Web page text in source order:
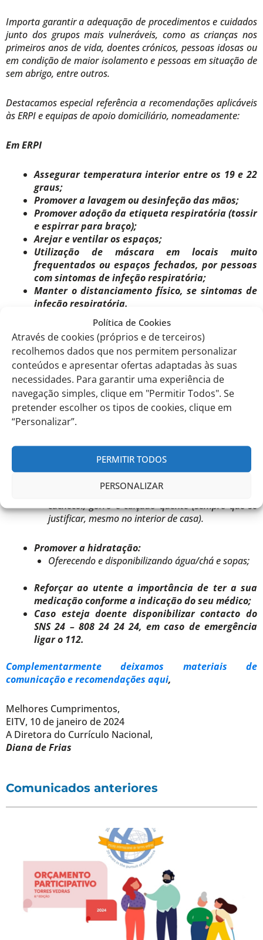
Política de Cookies
Através de cookies (próprios e de terceiros)
recolhemos dados que nos permitem personalizar
conteúdos e apresentar ofertas adaptadas às suas
necessidades. Para garantir uma experiência de
navegação simples, clique em "Permitir Todos". Se
pretender escolher os tipos de cookies, clique em
“Personalizar”.
PERMITIR TODOS
PERSONALIZAR
Importa garantir a adequação de procedimentos e cuidados
junto dos grupos mais vulneráveis, como as crianças nos
primeiros anos de vida, doentes crónicos, pessoas idosas ou
em condição de maior isolamento e pessoas em situação de
sem abrigo, entre outros.
Destacamos especial referência a recomendações aplicáveis
às ERPI e equipas de apoio domiciliário, nomeadamente:
Em ERPI
Assegurar temperatura interior entre os 19 e 22
graus;
Promover a lavagem ou desinfeção das mãos;
Promover adoção da etiqueta respiratória (tossir
e espirrar para braço);
Arejar e ventilar os espaços;
Utilização de máscara em locais muito
frequentados ou espaços fechados, por pessoas
com sintomas de infeção respiratória;
Manter o distanciamento físico, se sintomas de
infeção respiratória.
Domicílio
Reforçar a recomendação para a vacinação
contra a gripe e COVID-19;
Explicar que estar vacinado reduz o risco de
doença grave, hospitalização e morte.*
Reforçar e explicar as recomendações para
Manter a casa quente;
Usar várias camadas de roupa, disponibilizando o
acesso às mesmas se necessário;
Proteger extremidades do corpo com luvas,
cachecol, gorro e calçado quente (sempre que se
justificar, mesmo no interior de casa).
Promover a hidratação:
Oferecendo e disponibilizando água/chá e sopas;
Reforçar ao utente a importância de ter a sua
medicação conforme a indicação do seu médico;
Caso esteja doente disponibilizar contacto do
SNS 24 – 808 24 24 24, em caso de emergência
ligar o 112.
Complementarmente deixamos materiais de
comunicação e recomendações aqui,
Melhores Cumprimentos,
EITV, 10 de janeiro de 2024
A Diretora do Currículo Nacional,
Diana de Frias
Comunicados anteriores